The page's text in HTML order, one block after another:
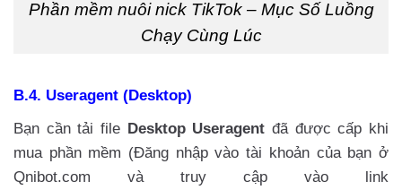
Phần mềm nuôi nick TikTok – Mục Số Luồng
Chạy Cùng Lúc
B.4. Useragent (Desktop)
Bạn cần tải file Desktop Useragent đã được cấp khi
mua phần mềm (Đăng nhập vào tài khoản của bạn ở
Qnibot.com và truy cập vào link